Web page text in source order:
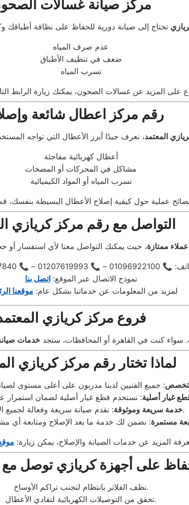
مركز صيانة غسالات
عدم صرف المياه
ضعف في تنظيف الأطباق
تسرب المياه
رقم مركز اعطال شائعة
المعتمد
أعطال كهربائية مفاجئة
مشاكل في المحركات أو المضخات
تسرب المياه أو المواد الكيميائية
عملية حول كيفية إصلاح الأعطال البسيطة بنفسك، قم
التواصل مع رقم مركز كريازي
ممتازة
– 📞 01207619993 – 📞 01060037840
نموذج الاتصال عبر الموقع:اتصل بنا
لمزيد من المعلومات عن خدماتنا بشكل عام: موقعنا
فروع مركز كريازي
كنت في القاهرة أو المحافظات، ستجدخدمات
لماذا تختار رقم مركز كريازي
غيار أصلية
خدمة سريعة وموثوقة: نقدم صيانة سريعة وفعالة لجميع الأعطال.
مستمرة
المزيد عن خدمات الصيانة والإصلاح، يمكن زيارة:
على أجهزة كريازي توصل
نظف الفلاتر بانتظام لتجنب تراكم الأوساخ.
تحقق من التوصيلات الكهربائية لتفادي الأعطال.